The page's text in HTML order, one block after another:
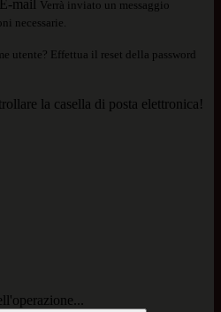
E-mail Verrà inviato un messaggio
necessarie.
utente? Effettua il reset della password
la casella di posta elettronica!